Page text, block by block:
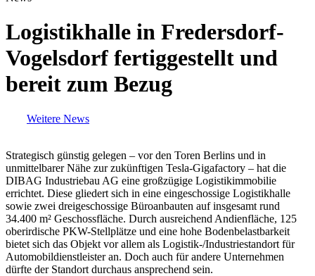
Logistikhalle in Fredersdorf-
Vogelsdorf fertiggestellt und
bereit zum Bezug
Weitere News
Strategisch günstig gelegen – vor den Toren Berlins und in
unmittelbarer Nähe zur zukünftigen Tesla-Gigafactory – hat die
DIBAG Industriebau AG eine großzügige Logistikimmobilie
errichtet. Diese gliedert sich in eine eingeschossige Logistikhalle
sowie zwei dreigeschossige Büroanbauten auf insgesamt rund
34.400 m² Geschossfläche. Durch ausreichend Andienfläche, 125
oberirdische PKW-Stellplätze und eine hohe Bodenbelastbarkeit
bietet sich das Objekt vor allem als Logistik-/Industriestandort für
Automobildienstleister an. Doch auch für andere Unternehmen
dürfte der Standort durchaus ansprechend sein.